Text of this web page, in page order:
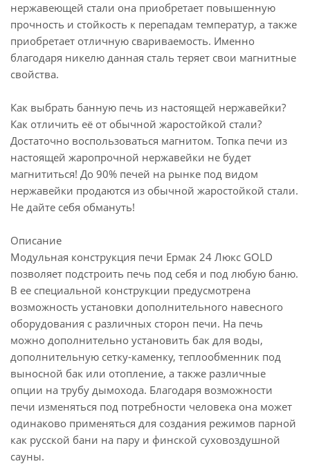
нержавеющей стали она приобретает повышенную
прочность и стойкость к перепадам температур, а также
приобретает отличную свариваемость. Именно
благодаря никелю данная сталь теряет свои магнитные
свойства.
Как выбрать банную печь из настоящей нержавейки?
Как отличить её от обычной жаростойкой стали?
Достаточно воспользоваться магнитом. Топка печи из
настоящей жаропрочной нержавейки не будет
магнититься! До 90% печей на рынке под видом
нержавейки продаются из обычной жаростойкой стали.
Не дайте себя обмануть!
Описание
Модульная конструкция печи Ермак 24 Люкс GOLD
позволяет подстроить печь под себя и под любую баню.
В ее специальной конструкции предусмотрена
возможность установки дополнительного навесного
оборудования с различных сторон печи. На печь
можно дополнительно установить бак для воды,
дополнительную сетку-каменку, теплообменник под
выносной бак или отопление, а также различные
опции на трубу дымохода. Благодаря возможности
печи изменяться под потребности человека она может
одинаково применяться для создания режимов парной
как русской бани на пару и финской суховоздушной
сауны.